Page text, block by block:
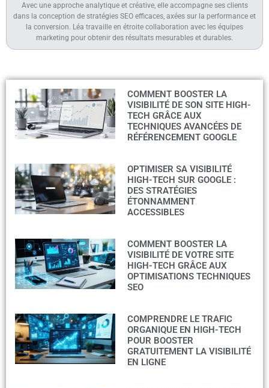
Avec une approche analytique et créative, elle accompagne ses clients
dans la conception de stratégies SEO efficaces, axées sur la performance et
la conversion. Léa travaille en étroite collaboration avec les équipes
marketing pour obtenir des résultats mesurables et durables.
COMMENT BOOSTER LA
VISIBILITÉ DE SON SITE HIGH-
TECH GRÂCE AUX
TECHNIQUES AVANCÉES DE
RÉFÉRENCEMENT GOOGLE
OPTIMISER SA VISIBILITÉ
HIGH-TECH SUR GOOGLE :
DES STRATÉGIES
ÉTONNAMMENT
ACCESSIBLES
COMMENT BOOSTER LA
VISIBILITÉ DE VOTRE SITE
HIGH-TECH GRÂCE AUX
OPTIMISATIONS TECHNIQUES
SEO
COMPRENDRE LE TRAFIC
ORGANIQUE EN HIGH-TECH
POUR BOOSTER
GRATUITEMENT LA VISIBILITÉ
EN LIGNE